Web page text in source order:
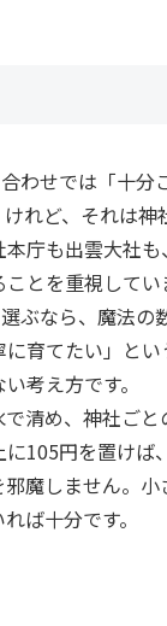
わせでは「十分
れど、それは神
庁も出雲大社も
とを重視してい
ぶなら、魔法の
育てたい」と
考え方です。
清め、神社ご
105円を置けば
魔しません。小
ば十分です。